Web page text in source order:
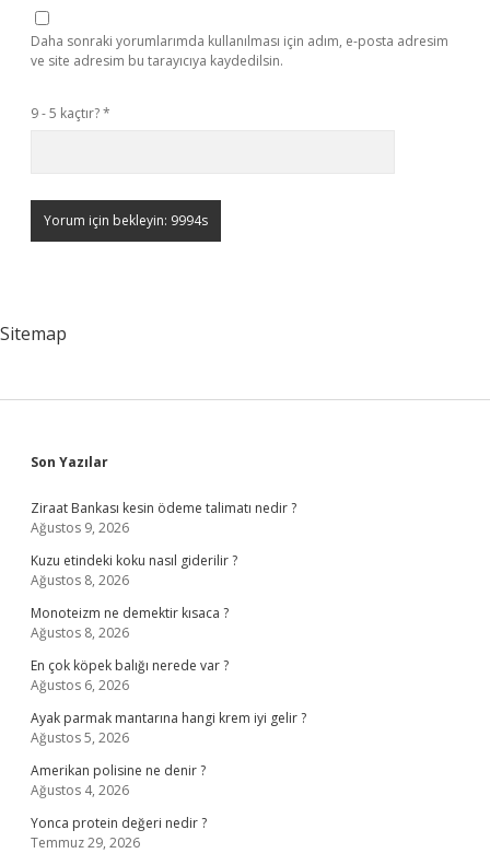
Daha sonraki yorumlarımda kullanılması için adım, e-posta adresim
ve site adresim bu tarayıcıya kaydedilsin.
9 - 5 kaçtır?*
Sitemap
Sidebar
Son Yazılar
Ziraat Bankası kesin ödeme talimatı nedir ?
Ağustos 9, 2026
Kuzu etindeki koku nasıl giderilir ?
Ağustos 8, 2026
Monoteizm ne demektir kısaca ?
Ağustos 8, 2026
En çok köpek balığı nerede var ?
Ağustos 6, 2026
Ayak parmak mantarına hangi krem iyi gelir ?
Ağustos 5, 2026
Amerikan polisine ne denir ?
Ağustos 4, 2026
Yonca protein değeri nedir ?
Temmuz 29, 2026